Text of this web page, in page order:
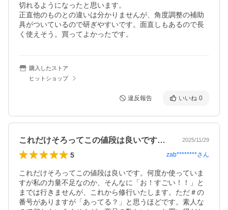
切れるようになったと思います。
正直他のものとの違いは分かりませんが、角度調整の補助
具がついているので研ぎやすいです。面直しもあるので長
く使えそう。買ってよかったです。
購入したストア
ヒットショップ
違反報告 いいね 0
これだけそろってこの値段は良いです。何… 2025/11/29
5 zab********さん
これだけそろってこの値段は良いです。何度か使っていま
すが私の力量不足なのか、そんなに「お！すごい！！」と
までは行きませんが、これから修行いたします。ただ＃の
番号がありますが「あってる？」と思うほどです。素人な